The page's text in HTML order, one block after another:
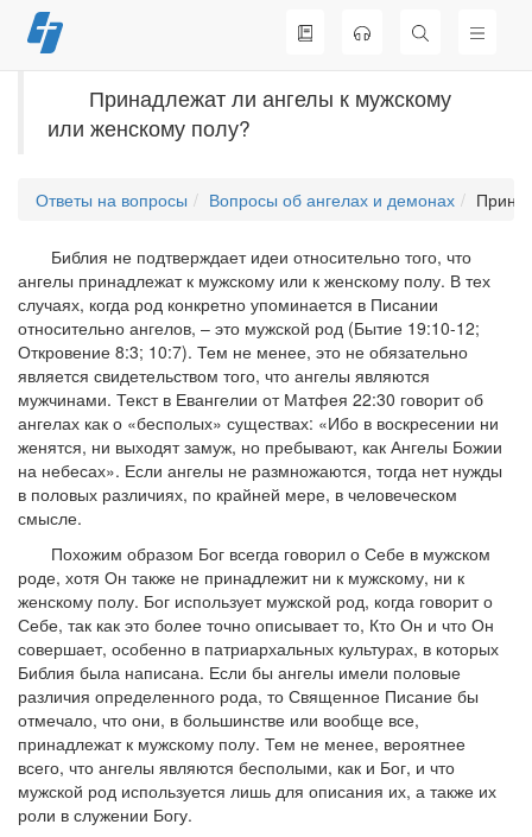
Перейти
к
Принадлежат ли ангелы к мужскому
или женскому полу?
Ответы на вопросы Вопросы об ангелах и демонах
Библия не подтверждает идеи относительно того, что
ангелы принадлежат к мужскому или к женскому полу. В тех
случаях, когда род конкретно упоминается в Писании
относительно ангелов, – это мужской род (Бытие 19:10-12;
Откровение 8:3; 10:7). Тем не менее, это не обязательно
является свидетельством того, что ангелы являются
мужчинами. Текст в Евангелии от Матфея 22:30 говорит об
ангелах как о «бесполых» существах: «Ибо в воскресении ни
женятся, ни выходят замуж, но пребывают, как Ангелы Божии
на небесах». Если ангелы не размножаются, тогда нет нужды
в половых различиях, по крайней мере, в человеческом
смысле.
Похожим образом Бог всегда говорил о Себе в мужском
роде, хотя Он также не принадлежит ни к мужскому, ни к
женскому полу. Бог использует мужской род, когда говорит о
Себе, так как это более точно описывает то, Кто Он и что Он
совершает, особенно в патриархальных культурах, в которых
Библия была написана. Если бы ангелы имели половые
различия определенного рода, то Священное Писание бы
отмечало, что они, в большинстве или вообще все,
принадлежат к мужскому полу. Тем не менее, вероятнее
всего, что ангелы являются бесполыми, как и Бог, и что
мужской род используется лишь для описания их, а также их
роли в служении Богу.